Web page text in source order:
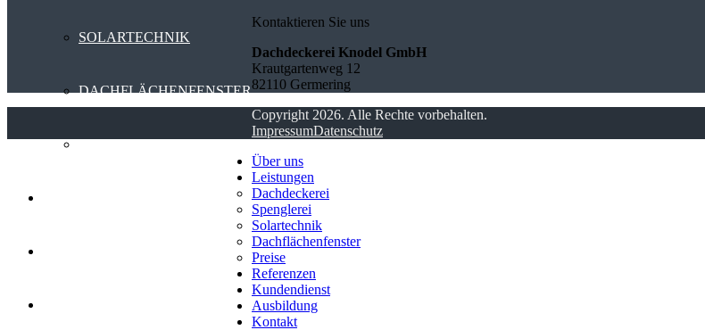
SOLARTECHNIK
DACHFLÄCHENFENSTER
PREISE
Kontaktieren Sie uns
Dachdeckerei Knodel GmbH
Krautgartenweg 12
82110 Germering
Copyright 2026. Alle Rechte vorbehalten.
ImpressumDatenschutz
Über uns
Leistungen
Dachdeckerei
Spenglerei
Solartechnik
Dachflächenfenster
Preise
Referenzen
Kundendienst
Ausbildung
Kontakt